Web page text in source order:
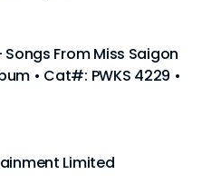
From Miss Saigon
• Cat#: PWKS 4229 •
Limited